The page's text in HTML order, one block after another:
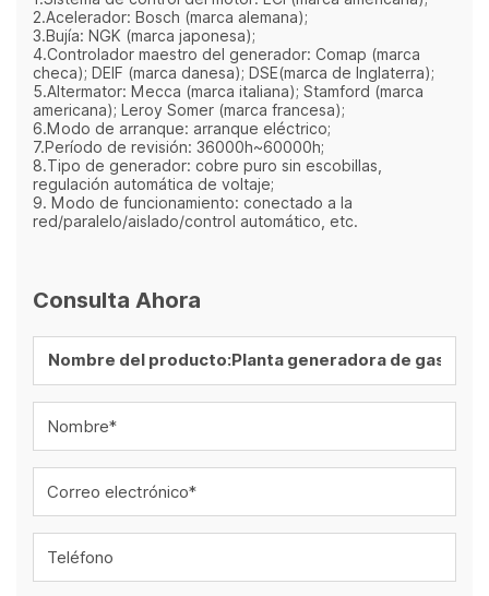
2.Acelerador: Bosch (marca alemana);
3.Bujía: NGK (marca japonesa);
4.Controlador maestro del generador: Comap (marca
checa); DEIF (marca danesa); DSE(marca de Inglaterra);
5.Altermator: Mecca (marca italiana); Stamford (marca
americana); Leroy Somer (marca francesa);
6.Modo de arranque: arranque eléctrico;
7.Período de revisión: 36000h~60000h;
8.Tipo de generador: cobre puro sin escobillas,
regulación automática de voltaje;
9. Modo de funcionamiento: conectado a la
red/paralelo/aislado/control automático, etc.
Consulta Ahora
Nombre*
Correo electrónico*
Teléfono